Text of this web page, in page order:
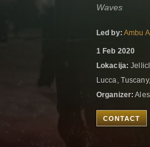
Waves
Led by: Ambu
1 Feb 2020
Lokacija:
Lucca,
Organizer:
CONTACT